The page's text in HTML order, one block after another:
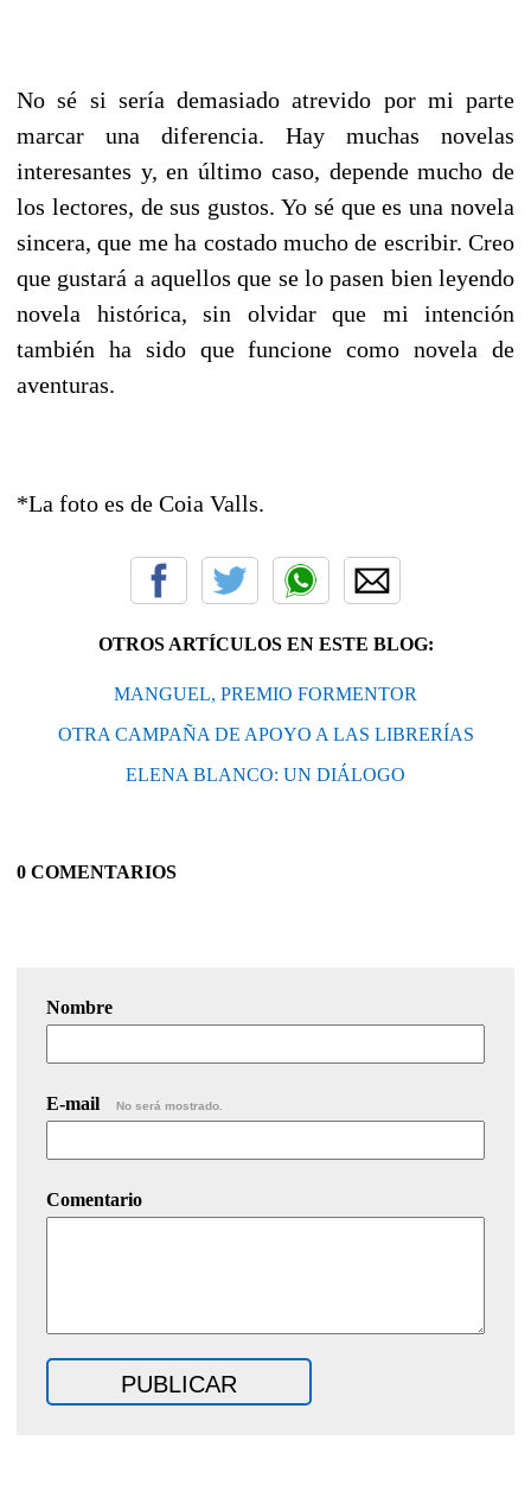
No sé si sería demasiado atrevido por mi parte
marcar una diferencia. Hay muchas novelas
interesantes y, en último caso, depende mucho de
los lectores, de sus gustos. Yo sé que es una novela
sincera, que me ha costado mucho de escribir. Creo
que gustará a aquellos que se lo pasen bien leyendo
novela histórica, sin olvidar que mi intención
también ha sido que funcione como novela de
aventuras.
*La foto es de Coia Valls.
OTROS ARTÍCULOS EN ESTE BLOG:
MANGUEL, PREMIO FORMENTOR
OTRA CAMPAÑA DE APOYO A LAS LIBRERÍAS
ELENA BLANCO: UN DIÁLOGO
0 COMENTARIOS
Nombre
E-mail No será mostrado.
Comentario